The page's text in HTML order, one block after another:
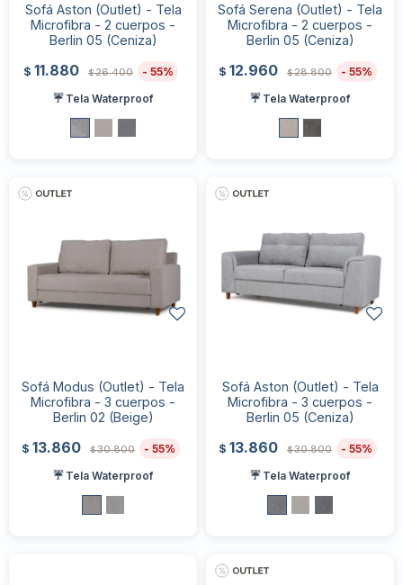
Sofá Aston (Outlet) - Tela
Microfibra - 2 cuerpos -
Berlin 05 (Ceniza)
$ 11.880 $26.400
55
☔ Tela Waterproof
Sofá Serena (Outlet) - Tela
Microfibra - 2 cuerpos -
Berlin 05 (Ceniza)
$ 12.960 $28.800
55
☔ Tela Waterproof
Sofá Modus (Outlet) - Tela
Microfibra - 3 cuerpos -
Berlin 02 (Beige)
$ 13.860 $30.800
55
☔ Tela Waterproof
Sofá Aston (Outlet) - Tela
Microfibra - 3 cuerpos -
Berlin 05 (Ceniza)
$ 13.860 $30.800
55
☔ Tela Waterproof